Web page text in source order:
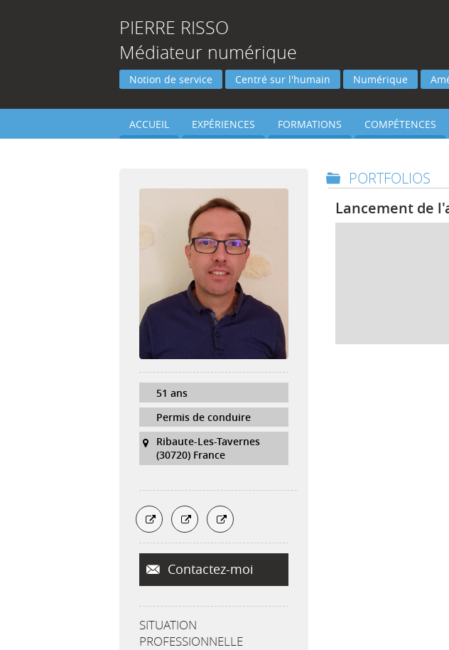
PIERRE RISSO
Médiateur numérique
Notion de service Centré sur l'humain Numérique
ACCUEIL EXPÉRIENCES FORMATIONS COMPÉTENCES
51 ans
Permis de conduire
Ribaute-Les-Tavernes
(30720) France
Contactez-moi
SITUATION
PROFESSIONNELLE
PORTFOLIOS
Lancement de